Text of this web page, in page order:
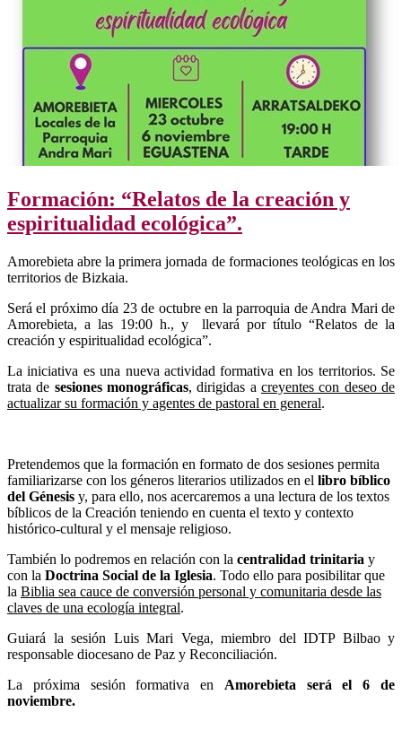
Formación: “Relatos de la creación y
espiritualidad ecológica”.
Amorebieta abre la primera jornada de formaciones teológicas en los
territorios de Bizkaia.
Será el próximo día 23 de octubre en la parroquia de Andra Mari de
Amorebieta, a las 19:00 h., y llevará por título “Relatos de la
creación y espiritualidad ecológica”.
La iniciativa es una nueva actividad formativa en los territorios. Se
trata de sesiones monográficas, dirigidas acreyentes con deseo de
actualizar su formación y agentes de pastoral en general.
Pretendemos que la formación en formato de dos sesiones permita
familiarizarse con los géneros literarios utilizados en el libro bíblico
del Génesis y, para ello, nos acercaremos a una lectura de los textos
bíblicos de la Creación teniendo en cuenta el texto y contexto
histórico-cultural y el mensaje religioso.
También lo podremos en relación con la centralidad trinitaria y
con la Doctrina Social de la Iglesia. Todo ello para posibilitar que
la Biblia sea cauce de conversión personal y comunitaria desde las
claves de una ecología integral.
Guiará la sesión Luis Mari Vega, miembro del IDTP Bilbao y
responsable diocesano de Paz y Reconciliación.
La próxima sesión formativa en Amorebieta será el 6 de
noviembre.